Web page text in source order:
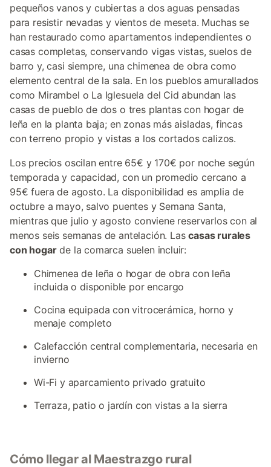
pequeños vanos y cubiertas a dos aguas pensadas
para resistir nevadas y vientos de meseta. Muchas se
han restaurado como apartamentos independientes o
casas completas, conservando vigas vistas, suelos de
barro y, casi siempre, una chimenea de obra como
elemento central de la sala. En los pueblos amurallados
como Mirambel o La Iglesuela del Cid abundan las
casas de pueblo de dos o tres plantas con hogar de
leña en la planta baja; en zonas más aisladas, fincas
con terreno propio y vistas a los cortados calizos.
Los precios oscilan entre 65€ y 170€ por noche según
temporada y capacidad, con un promedio cercano a
95€ fuera de agosto. La disponibilidad es amplia de
octubre a mayo, salvo puentes y Semana Santa,
mientras que julio y agosto conviene reservarlos con al
menos seis semanas de antelación. Lascasas rurales
con hogarde la comarca suelen incluir:
Chimenea de leña o hogar de obra con leña
incluida o disponible por encargo
Cocina equipada con vitrocerámica, horno y
menaje completo
Calefacción central complementaria, necesaria en
invierno
Wi-Fi y aparcamiento privado gratuito
Terraza, patio o jardín con vistas a la sierra
Cómo llegar al Maestrazgo rural